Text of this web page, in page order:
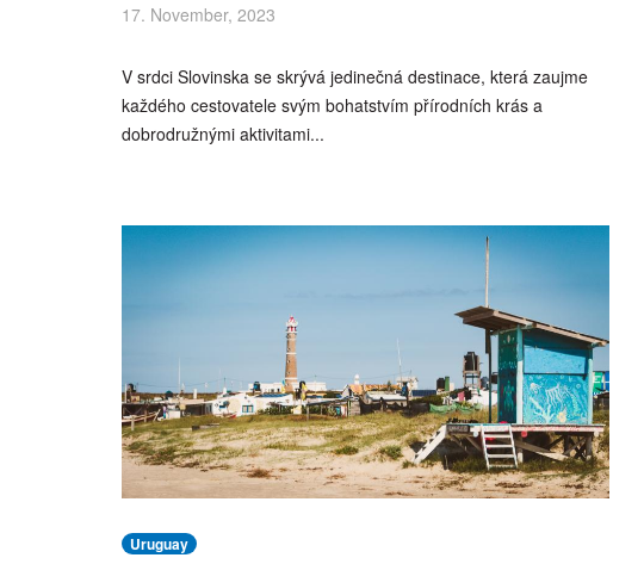
17. November, 2023
​V srdci Slovinska se skrývá jedinečná destinace, která zaujme
každého cestovatele svým bohatstvím přírodních krás a
dobrodružnými aktivitami...
Uruguay